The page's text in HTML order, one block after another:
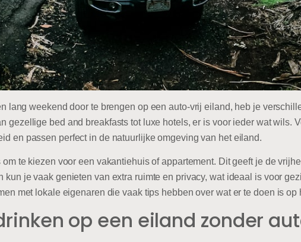
lang weekend door te brengen op een auto-vrij eiland, heb je
gezellige bed and breakfasts tot luxe hotels, er is voor ieder wat wils.
en passen perfect in de natuurlijke omgeving van het eiland.
om te kiezen voor een vakantiehuis of appartement. Dit geeft je de
kun je vaak genieten van extra ruimte en privacy, wat ideaal is voor
met lokale eigenaren die vaak tips hebben over wat er te doen is op
op een eiland zonder